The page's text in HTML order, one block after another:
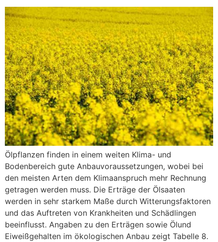
Ölpflanzen finden in einem weiten Klima- und
Bodenbereich gute Anbauvoraussetzungen, wobei bei
den meisten Arten dem Klimaanspruch mehr Rechnung
getragen werden muss. Die Erträge der Ölsaaten
werden in sehr starkem Maße durch Witterungsfaktoren
und das Auftreten von Krankheiten und Schädlingen
beeinflusst. Angaben zu den Erträgen sowie Ölund
Eiweißgehalten im ökologischen Anbau zeigt Tabelle 8.